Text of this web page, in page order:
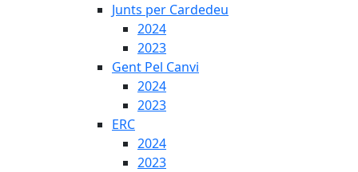
Junts per Cardedeu
2024
2023
Gent Pel Canvi
2024
2023
ERC
2024
2023